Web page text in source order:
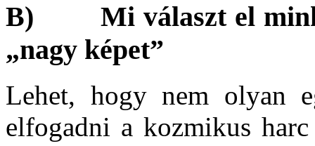
B) Mi választ el
„nagy képet”
Lehet, hogy nem olyan
elfogadni a kozmikus